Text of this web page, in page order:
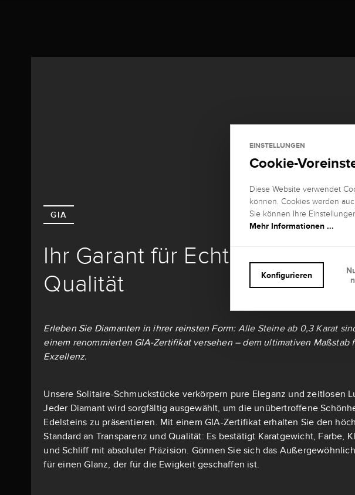
GIA
Ihr Garant für Echtheit und
Qualität
Erleben Sie Diamanten in ihrer reinsten Form: Alle Steine ab 0,3 Karat
einem renommierten GIA-Zertifikat versehen – dem ultimativen Maßstab
Exzellenz.
Unsere Solitaire-Schmuckstücke verkörpern pure Eleganz und zeitlosen
Jeder Diamant wird sorgfältig ausgewählt, um die unübertroffene
Edelsteins zu präsentieren. Mit einem GIA-Zertifikat erhalten Sie den
Standard an Transparenz und Qualität: Es bestätigt Karatgewicht, Farbe,
und Schliff mit absoluter Präzision. Gönnen Sie sich das
für einen Glanz, der für die Ewigkeit geschaffen ist.
EINSTELLUNGEN
Cookie-
Diese Website verwendet
können. Cookies werden
Sie können Ihre
Mehr Informationen ...
Konfigurieren